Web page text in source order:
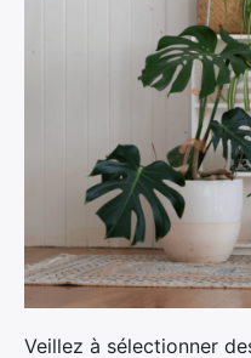
Veillez à sélectionner